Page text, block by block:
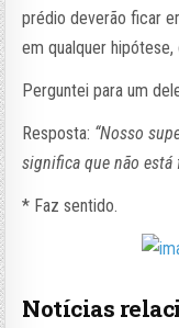
prédio deverão ficar
em qualquer
Perguntei para um
Resposta: “Nosso
significa que não está
* Faz sentido.
Notícias